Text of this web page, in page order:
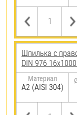
Шпилька с
DIN 976
Материал
А2 (AISI 304)